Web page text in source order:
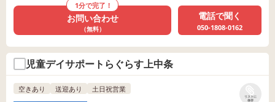
1分で完了！
お問い合わせ
（無料）
電話で聞く
050-1808-0162
児童デイサポートらぐらす上中条
リストに
保存
空きあり 送迎あり 土日祝営業